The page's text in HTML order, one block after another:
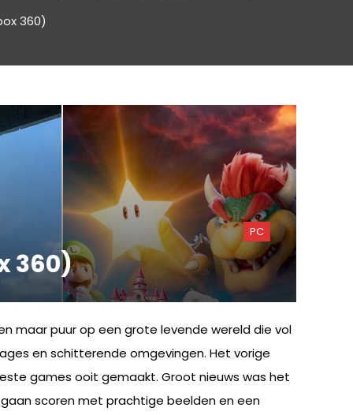
360)
PC
360)
maar puur op een grote levende wereld die vol
en schitterende omgevingen. Het vorige
games ooit gemaakt. Groot nieuws was het
scoren met prachtige beelden en een